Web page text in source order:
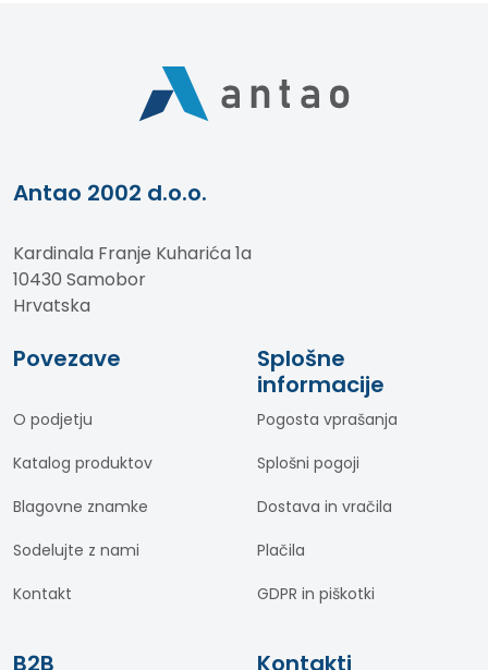
Antao 2002 d.o.o.
Kardinala Franje Kuharića 1a
10430 Samobor
Hrvatska
Povezave
O podjetju
Katalog produktov
Blagovne znamke
Sodelujte z nami
Kontakt
Splošne
informacije
Pogosta vprašanja
Splošni pogoji
Dostava in vračila
Plačila
GDPR in piškotki
B2B Kontakti